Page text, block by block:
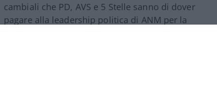
cambiali che PD, AVS e 5 Stelle sanno di dover
pagare alla leadership politica di ANM per la